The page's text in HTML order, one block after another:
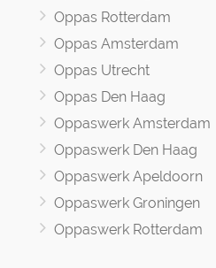
Oppas Rotterdam
Oppas Amsterdam
Oppas Utrecht
Oppas Den Haag
Oppaswerk Amsterdam
Oppaswerk Den Haag
Oppaswerk Apeldoorn
Oppaswerk Groningen
Oppaswerk Rotterdam